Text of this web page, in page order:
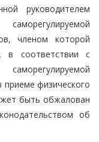
руководителем
членом которой
в соответствии с
приеме физического
быть обжалован
об